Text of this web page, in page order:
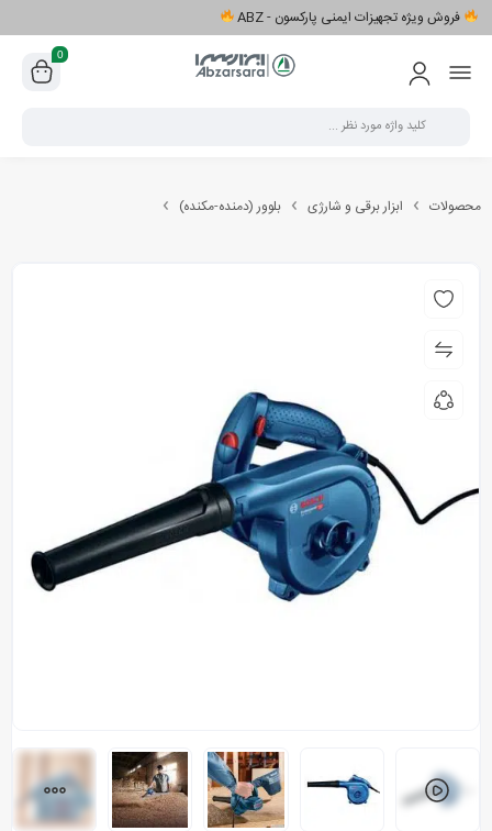
فروش ویژه تجهیزات ایمنی پارکسون - ABZ
0
محصولات ابزار برقی و شارژی بلوور (دمنده-مکنده)